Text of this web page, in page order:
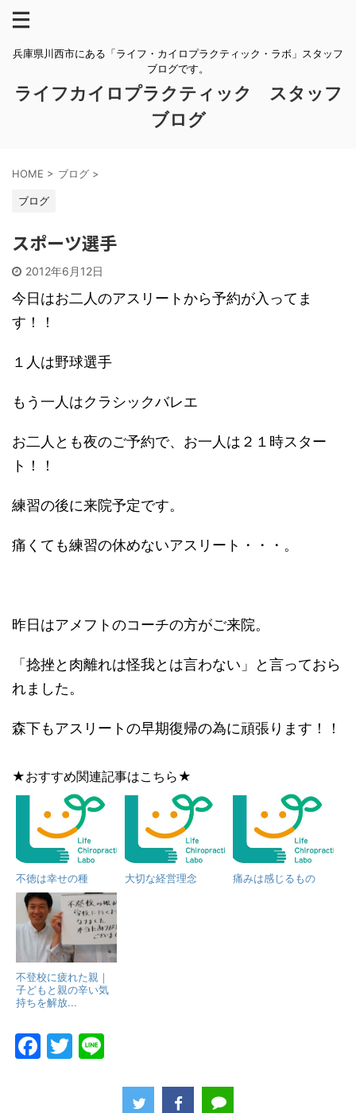
兵庫県川西市にある「ライフ・カイロプラクティック・ラボ」スタッフ
ブログです。
ライフカイロプラクティック スタッフ
ブログ
HOME > ブログ >
ブログ
スポーツ選手
2012年6月12日
今日はお二人のアスリートから予約が入ってま
す！！
１人は野球選手
もう一人はクラシックバレエ
お二人とも夜のご予約で、お一人は２１時スター
ト！！
練習の後に来院予定です。
痛くても練習の休めないアスリート・・・。
昨日はアメフトのコーチの方がご来院。
「捻挫と肉離れは怪我とは言わない」と言っておら
れました。
森下もアスリートの早期復帰の為に頑張ります！！
★おすすめ関連記事はこちら★
不徳は幸せの種 大切な経営理念 痛みは感じるもの
不登校に疲れた親｜
子どもと親の辛い気
持ちを解放...
F
T